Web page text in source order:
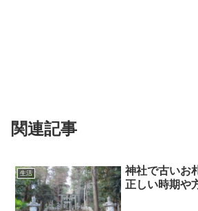
関連記事
生活
神社で古いお
正しい時期や